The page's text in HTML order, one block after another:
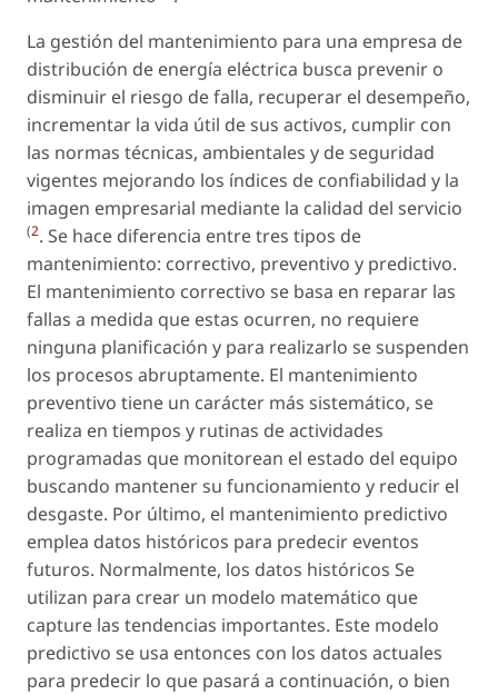
La gestión del mantenimiento para una empresa de
distribución de energía eléctrica busca prevenir o
disminuir el riesgo de falla, recuperar el desempeño,
incrementar la vida útil de sus activos, cumplir con
las normas técnicas, ambientales y de seguridad
vigentes mejorando los índices de confiabilidad y la
imagen empresarial mediante la calidad del servicio
(2. Se hace diferencia entre tres tipos de
mantenimiento: correctivo, preventivo y predictivo.
El mantenimiento correctivo se basa en reparar las
fallas a medida que estas ocurren, no requiere
ninguna planificación y para realizarlo se suspenden
los procesos abruptamente. El mantenimiento
preventivo tiene un carácter más sistemático, se
realiza en tiempos y rutinas de actividades
programadas que monitorean el estado del equipo
buscando mantener su funcionamiento y reducir el
desgaste. Por último, el mantenimiento predictivo
emplea datos históricos para predecir eventos
futuros. Normalmente, los datos históricos Se
utilizan para crear un modelo matemático que
capture las tendencias importantes. Este modelo
predictivo se usa entonces con los datos actuales
para predecir lo que pasará a continuación, o bien